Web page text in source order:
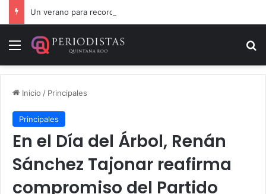
Menú
Inicio / Principales
Principales
En el Día del Árbol, Renán
Sánchez Tajonar reafirma
compromiso del Partido